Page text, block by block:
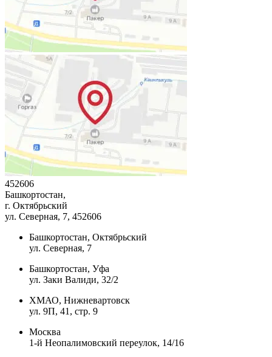
452606
Башкортостан,
г. Октябрьский
ул. Северная, 7, 452606
Башкортостан, Октябрьский
ул. Северная, 7
Башкортостан, Уфа
ул. Заки Валиди, 32/2
ХМАО, Нижневартовск
ул. 9П, 41, стр. 9
Москва
1-й Неопалимовский переулок, 14/16